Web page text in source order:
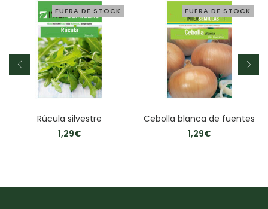
FUERA DE STOCK
Rúcula silvestre
1,29€
FUERA DE STOCK
Cebolla blanca de fuentes
1,29€